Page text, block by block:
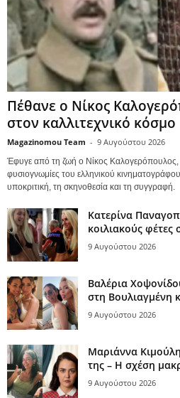
Πέθανε ο Νίκος
στον καλλιτεχνικό κόσμο
Magazinomou Team - 9 Αυγούστου 2026
Έφυγε από τη ζωή ο Νίκος Καλογερόπουλος,
φυσιογνωμίες του ελληνικού
υποκριτική, τη σκηνοθεσία και τη συγγραφή.
Κατερίνα
κοιλιακούς
9 Αυγούστου 2026
Βαλέρια
στη Βουλιαγμένη
9 Αυγούστου 2026
Μαριάννα
της – Η σχέση
9 Αυγούστου 2026